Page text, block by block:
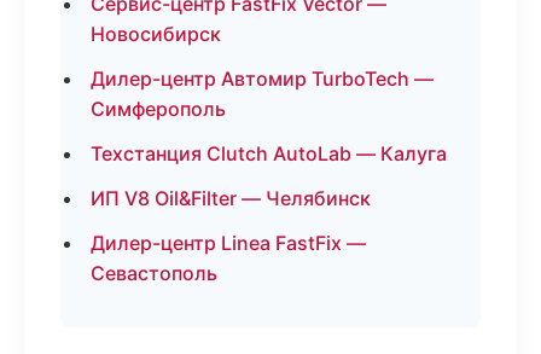
Новосибирск
Дилер-центр Автомир TurboTech —
Симферополь
Техстанция Clutch AutoLab — Калуга
ИП V8 Oil&Filter — Челябинск
Дилер-центр Linea FastFix —
Севастополь